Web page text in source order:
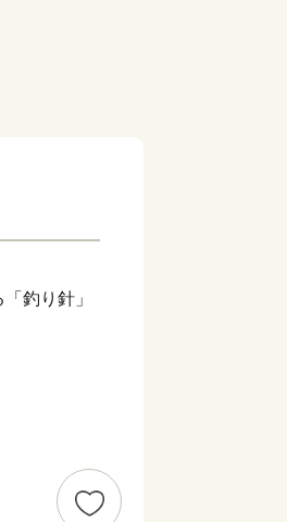
釣り針」
や年額３万
市だけの嬉
など、親子
すいまちで